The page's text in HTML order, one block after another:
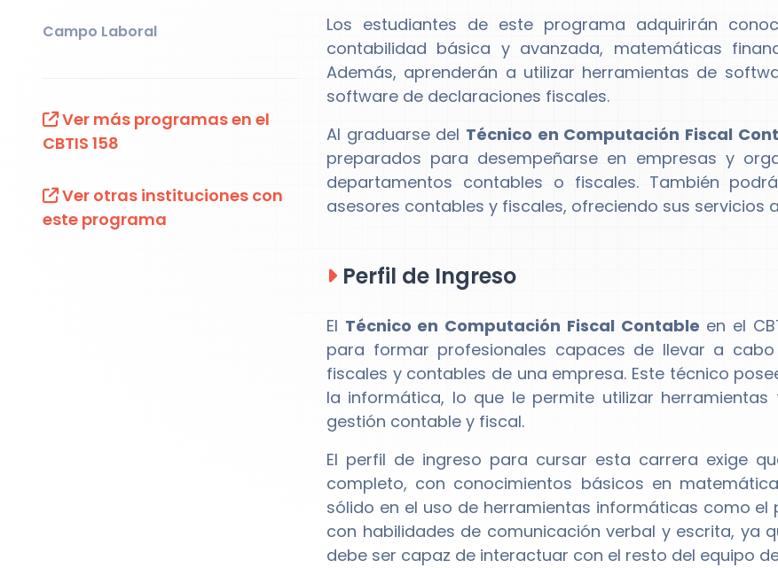
Campo Laboral
Ver más programas en el
CBTIS 158
Ver otras instituciones con
este programa
Los estudiantes de este programa adquirirán
contabilidad básica y avanzada, matemáticas
Además, aprenderán a utilizar herramientas de
software de declaraciones fiscales.
Al graduarse del Técnico en Computación Fiscal
preparados para desempeñarse en empresas y
departamentos contables o fiscales. También
asesores contables y fiscales, ofreciendo sus servicios
Perfil de Ingreso
El Técnico en Computación Fiscal Contable en el
para formar profesionales capaces de llevar a
fiscales y contables de una empresa. Este técnico
la informática, lo que le permite utilizar
gestión contable y fiscal.
El perfil de ingreso para cursar esta carrera exige
completo, con conocimientos básicos en
sólido en el uso de herramientas informáticas como
con habilidades de comunicación verbal y escrita, ya
debe ser capaz de interactuar con el resto del equipo